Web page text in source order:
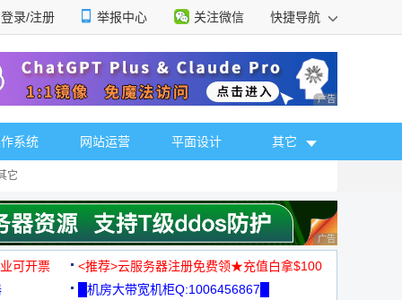
登录/注册 举报中心 关注微信 快捷导航
广告 商业广告，理
系统 网站运营 平面设计 其它
它
广告 商业广告，理
可开票
<推荐>云服务器注册免费领★充值白拿$100
█机房大带宽机柜Q:1006456867█